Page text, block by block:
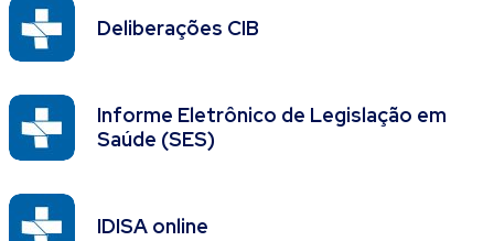
Deliberações CIB
Informe Eletrônico de Legislação em
Saúde (SES)
IDISA online